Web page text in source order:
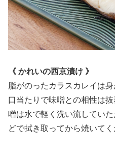
《 かれいの西京漬け 》
脂がのったカラスカレイは
口当たりで味噌との相性は
噌は水で軽く洗い流してい
どで拭き取ってから焼いてく